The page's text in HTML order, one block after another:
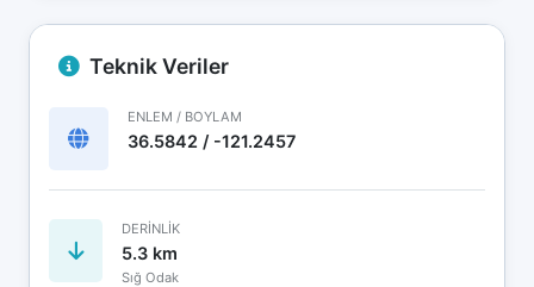
Teknik Veriler
ENLEM / BOYLAM
36.5842 / -121.2457
DERINLIK
5.3 km
Sığ Odak